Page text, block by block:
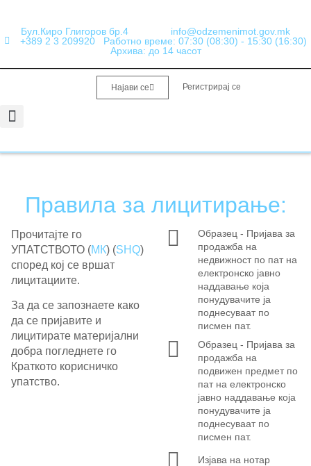
Бул.Киро Глигоров бр.4
info@odzemenimot.gov.mk
+389 2 3 209920
Работно време: 07:30 (08:30) - 15:30 (16:30)
Архива: до 14 часот
Најави се Регистрирај се
Правила за лицитирање:
Прочитајте го
УПАТСТВОТО (МК) (SHQ)
според кој се вршат
лицитациите.
За да се запознаете како
да се пријавите и
лицитирате материјални
добра погледнете го
Краткото корисничко
упатство.
Образец - Пријава за
продажба на
недвижност по пат на
електронско јавно
наддавање која
понудувачите ја
поднесуваат по
писмен пат.
Образец - Пријава за
продажба на
подвижен предмет по
пат на електронско
јавно наддавање која
понудувачите ја
поднесуваат по
писмен пат.
Изјава на нотар